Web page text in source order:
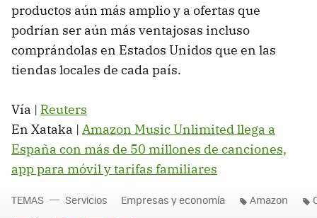
productos aún más amplio y a ofertas que
podrían ser aún más ventajosas incluso
comprándolas en Estados Unidos que en las
tiendas locales de cada país.
Vía | Reuters
En Xataka | Amazon Music Unlimited llega a
España con más de 50 millones de canciones,
app para móvil y tarifas familiares
TEMAS Servicios Empresas y economía Amazon